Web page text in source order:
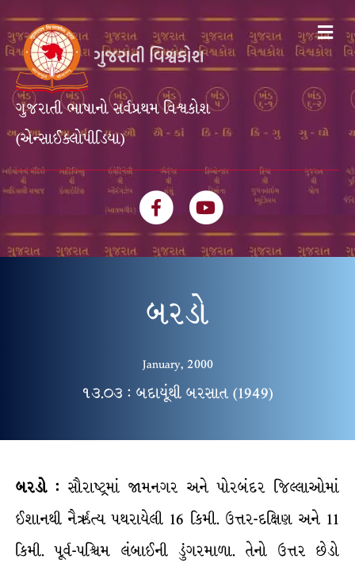
ગુજરાતી ભાષાનો સર્વપ્રથમ વિશ્વકોશ
(એન્સાઈક્લોપીડિયા)
FacebookYoutube
બરડો
January, 2000
૧૩.૦૩ : બદાયૂંથી બરસાત (1949)
બરડો : સૌરાષ્ટ્રમાં જામનગર અને પોરબંદર જિલ્લાઓમાં
ઈશાનથી નૈર્ઋત્ય પથરાયેલી 16 કિમી. ઉત્તર-દક્ષિણ અને 11
કિમી. પૂર્વ-પશ્ચિમ લંબાઈની ડુંગરમાળા. તેનો ઉત્તર છેડો